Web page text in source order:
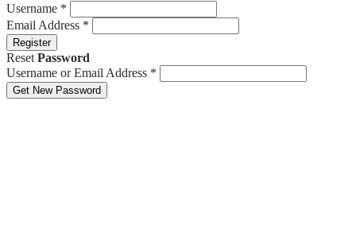
Username *
Email Address *
Register
Reset Password
Username or Email Address *
Get New Password